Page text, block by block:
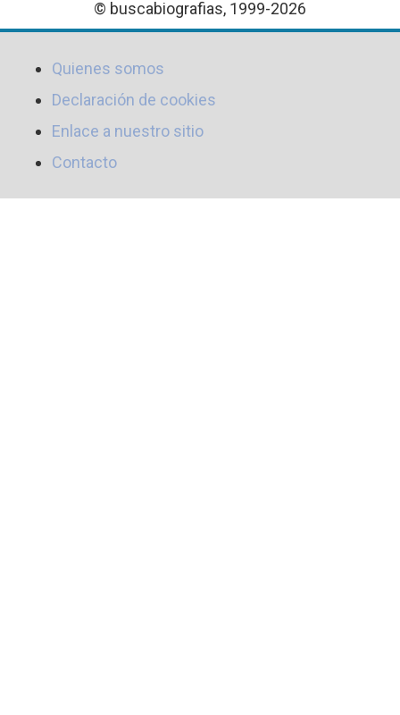
© buscabiografias, 1999-2026
Quienes somos
Declaración de cookies
Enlace a nuestro sitio
Contacto